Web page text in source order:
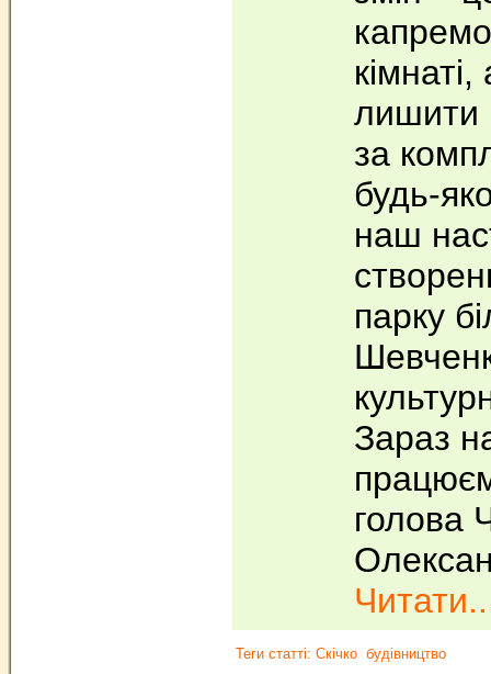
лишити
за
будь-
наш
парку
Зараз
голова
Теги статті: Скічко будівництво